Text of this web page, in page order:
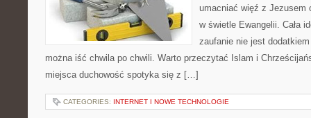
umacniać więź z Jezusem
w świetle Ewangelii. Cała
zaufanie nie jest
można iść chwila po chwili. Warto przeczytać Islam i
miejsca duchowość spotyka się z […]
CATEGORIES: INTERNET I NOWE TECHNOLOGIE